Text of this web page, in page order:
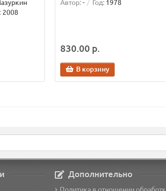
2008
Автор:- Год: 1978
830.00 р.
В корзину
Дополнительно